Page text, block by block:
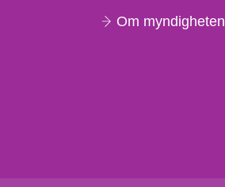
Om myndigheten